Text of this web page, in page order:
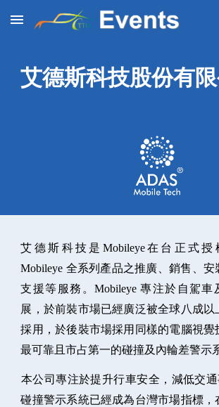
Skip to main content
艾德斯科技股份有限
艾德斯科技是Mobileye在台正式
Mobileye 全系列產品之推廣、銷售、
支援等服務。Mobileye 專注於自駕車
展，於前裝市場已經廣泛被全球八成以
採用，於後裝市場採用同樣的電腦視覺
最可靠且市占第一的碰撞及內輪差警示
本公司專注於提升行車安全，減低交通
碰撞警示系統已經成為台灣市場指標，